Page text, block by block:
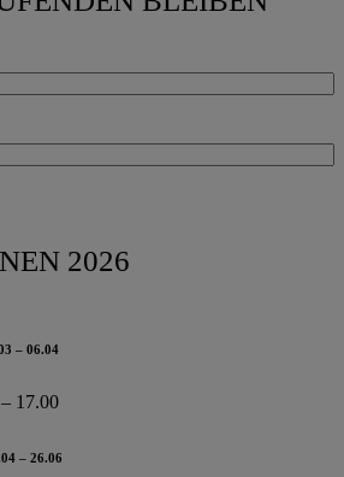
2026
– 06.04
17.00
– 26.06